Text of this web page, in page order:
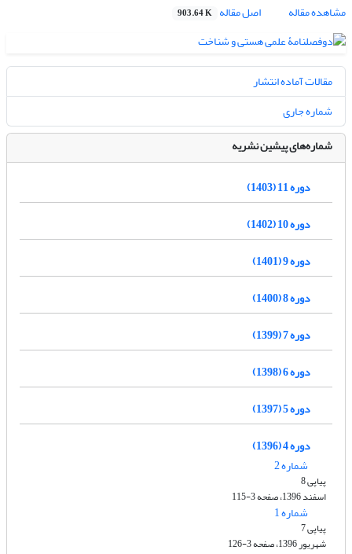
مشاهده مقاله
اصل مقاله 903.64 K
مقالات آماده انتشار
شماره جاری
شماره‌های پیشین نشریه
دوره 11 (1403)
دوره 10 (1402)
دوره 9 (1401)
دوره 8 (1400)
دوره 7 (1399)
دوره 6 (1398)
دوره 5 (1397)
دوره 4 (1396)
شماره 2
پیاپی 8
اسفند 1396، صفحه 3-115
شماره 1
پیاپی 7
شهریور 1396، صفحه 3-126